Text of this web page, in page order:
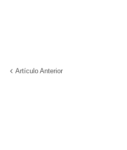
Artículo Anterior